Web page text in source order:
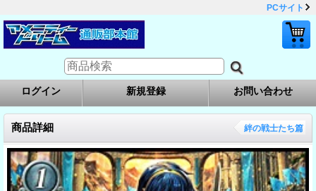
PCサイト
ログイン 新規登録 お問い合わせ
商品詳細 絆の戦士たち篇